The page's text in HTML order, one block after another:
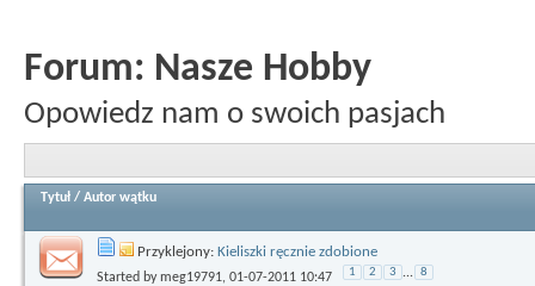
Forum: Nasze Hobby
Opowiedz nam o swoich pasjach
Tytuł / Autor wątku
Przyklejony: Kieliszki ręcznie zdobione
Started bymeg19791, 01-07-2011 10:47 1 2 3 ... 8